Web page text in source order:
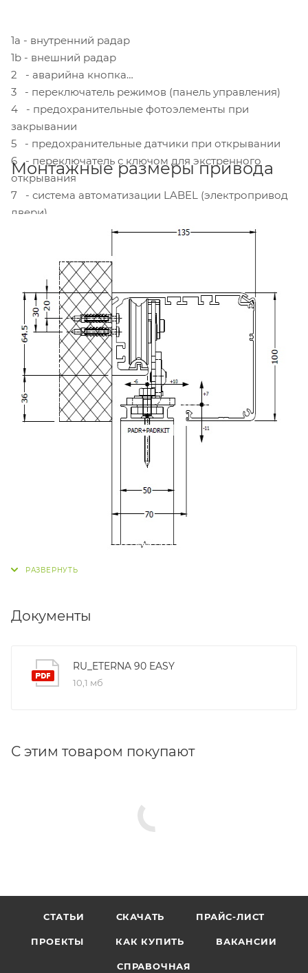
1а - внутренний радар
1b - внешний радар
2 - аварийна кнопка
3 - переключатель режимов (панель управления)
4 - предохранительные фотоэлементы при
закрывании
5 - предохранительные датчики при открывании
6 - переключатель с ключом для экстренного
открывания
7 - система автоматизации LABEL (электропривод
двери)
Монтажные размеры привода
Документы
RU_ETERNA 90 EASY
10,1 мб
С этим товаром покупают
СТАТЬИ СКАЧАТЬ ПРАЙС-ЛИСТ
ПРОЕКТЫ КАК КУПИТЬ ВАКАНСИИ
СПРАВОЧНАЯ